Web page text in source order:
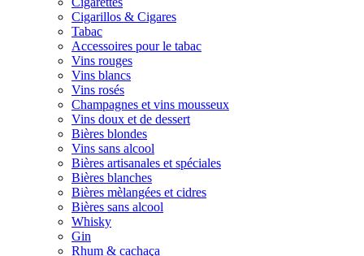
Cigarillos & Cigares
Tabac
Accessoires pour le tabac
Vins rouges
Vins blancs
Vins rosés
Champagnes et vins mousseux
Vins doux et de dessert
Bières blondes
Vins sans alcool
Bières artisanales et spéciales
Bières blanches
Bières mèlangées et cidres
Bières sans alcool
Whisky
Gin
Rhum & cachaça